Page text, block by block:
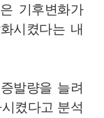
기후변화가
시켰다는 내
발량을 늘려
켰다고 분석